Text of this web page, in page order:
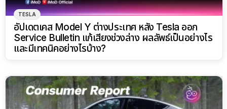
TESLA
อัปเดตเคส Model Y ต่างประเทศ หลัง Tesla ออก
Service Bulletin แก้เสียงช่วงล่าง ผลลัพธ์เป็นอย่างไร
และมีเทคนิคอย่างไรบ้าง?